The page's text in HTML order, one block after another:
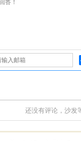
还没有评论，沙发